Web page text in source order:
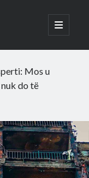
open
primary
Mos u
do të